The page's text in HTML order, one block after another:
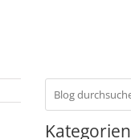
Kategorien